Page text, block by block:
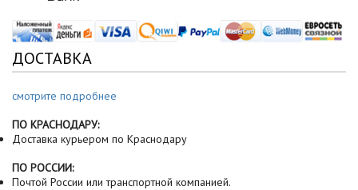
ДОСТАВКА
смотрите подробнее
ПО КРАСНОДАРУ:
Доставка курьером по Краснодару
ПО РОССИИ:
Почтой России или транспортной компанией.